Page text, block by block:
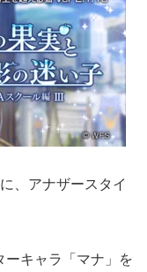
に、アナザースタイ
ーキャラ「マナ」を